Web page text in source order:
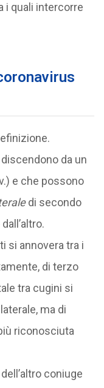
i quali intercorre
da un
e che possono
di secondo
si annovera tra i
di terzo
tra cugini si
ma di
riconosciuta
coniuge